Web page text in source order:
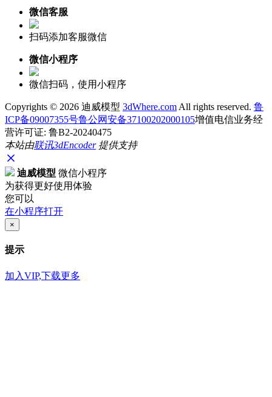
微信客服
扫码添加客服微信
微信小程序
微信扫码，使用小程序
Copyrights © 2026 迪威模型 3dWhere.com All rights reserved. 鲁
ICP备09007355号鲁公网安备37100202000105增值电信业务经
营许可证: 鲁B2-20240475
本站由联讯3dEncoder提供支持
迪威模型 微信小程序
为获得更好使用体验
您可以
在小程序打开
×
提示
加入VIP,下载更多